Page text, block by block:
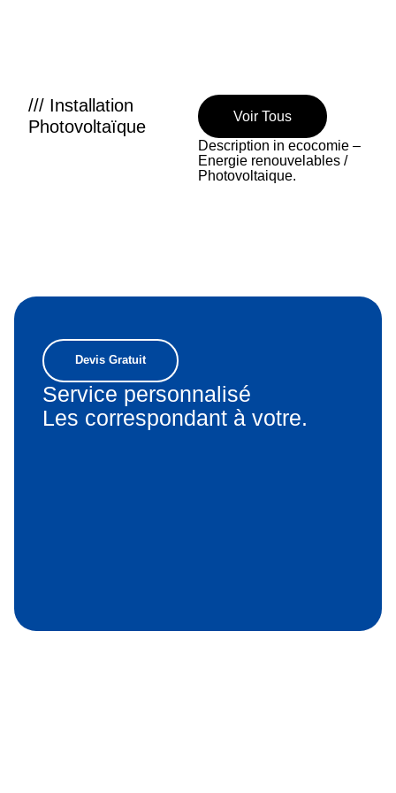
/// Installation
Photovoltaïque
Voir Tous
Description in ecocomie –
Energie renouvelables /
Photovoltaique.
Devis Gratuit
Service personnalisé
Les correspondant à votre.